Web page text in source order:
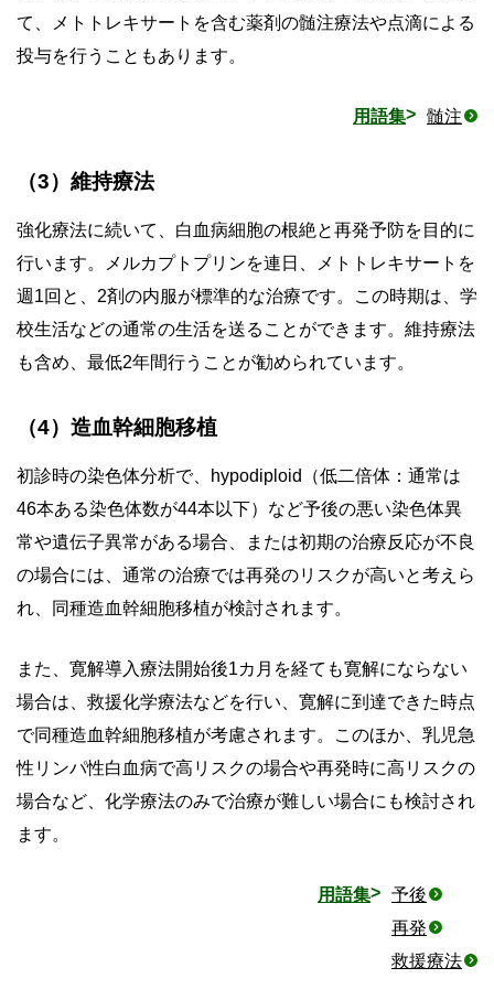
て、メトトレキサートを含む薬剤の髄注療法や点滴による
投与を行うこともあります。
用語集 髄注
（3）維持療法
強化療法に続いて、白血病細胞の根絶と再発予防を目的に
行います。メルカプトプリンを連日、メトトレキサートを
週1回と、2剤の内服が標準的な治療です。この時期は、学
校生活などの通常の生活を送ることができます。維持療法
も含め、最低2年間行うことが勧められています。
（4）造血幹細胞移植
初診時の染色体分析で、hypodiploid（低二倍体：通常は
46本ある染色体数が44本以下）など予後の悪い染色体異
常や遺伝子異常がある場合、または初期の治療反応が不良
の場合には、通常の治療では再発のリスクが高いと考えら
れ、同種造血幹細胞移植が検討されます。
また、寛解導入療法開始後1カ月を経ても寛解にならない
場合は、救援化学療法などを行い、寛解に到達できた時点
で同種造血幹細胞移植が考慮されます。このほか、乳児急
性リンパ性白血病で高リスクの場合や再発時に高リスクの
場合など、化学療法のみで治療が難しい場合にも検討され
ます。
用語集
予後
再発
救援療法